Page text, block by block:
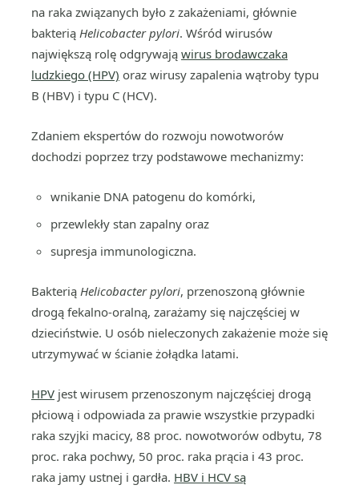
na raka związanych było z zakażeniami, głównie
bakterią Helicobacter pylori. Wśród wirusów
największą rolę odgrywają wirus brodawczaka
ludzkiego (HPV) oraz wirusy zapalenia wątroby typu
B (HBV) i typu C (HCV).
Zdaniem ekspertów do rozwoju nowotworów
dochodzi poprzez trzy podstawowe mechanizmy:
wnikanie DNA patogenu do komórki,
przewlekły stan zapalny oraz
supresja immunologiczna.
Bakterią Helicobacter pylori, przenoszoną głównie
drogą fekalno-oralną, zarażamy się najczęściej w
dzieciństwie. U osób nieleczonych zakażenie może się
utrzymywać w ścianie żołądka latami.
HPV jest wirusem przenoszonym najczęściej drogą
płciową i odpowiada za prawie wszystkie przypadki
raka szyjki macicy, 88 proc. nowotworów odbytu, 78
proc. raka pochwy, 50 proc. raka prącia i 43 proc.
raka jamy ustnej i gardła. HBV i HCV są